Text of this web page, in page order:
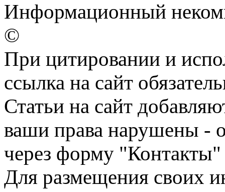
Информационный
©
При цитировании и
ссылка на сайт
Статьи на сайт
ваши права нарушены -
через форму "Контакты"
Для размещения своих